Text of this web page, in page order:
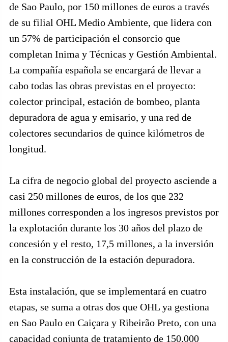
de Sao Paulo, por 150 millones de euros a través
de su filial OHL Medio Ambiente, que lidera con
un 57% de participación el consorcio que
completan Inima y Técnicas y Gestión Ambiental.
La compañía española se encargará de llevar a
cabo todas las obras previstas en el proyecto:
colector principal, estación de bombeo, planta
depuradora de agua y emisario, y una red de
colectores secundarios de quince kilómetros de
longitud.
La cifra de negocio global del proyecto asciende a
casi 250 millones de euros, de los que 232
millones corresponden a los ingresos previstos por
la explotación durante los 30 años del plazo de
concesión y el resto, 17,5 millones, a la inversión
en la construcción de la estación depuradora.
Esta instalación, que se implementará en cuatro
etapas, se suma a otras dos que OHL ya gestiona
en Sao Paulo en Caiçara y Ribeirão Preto, con una
capacidad conjunta de tratamiento de 150.000